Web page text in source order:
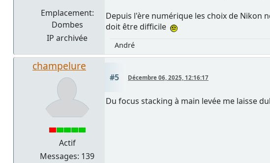
Emplacement:
Dombes
IP archivée
Depuis l'ère numérique les choix de Nikon
doit être difficile
André
champelure
Actif
Messages: 139
#5 Décembre 06, 2025, 12:16:17
Du focus stacking à main levée me laisse